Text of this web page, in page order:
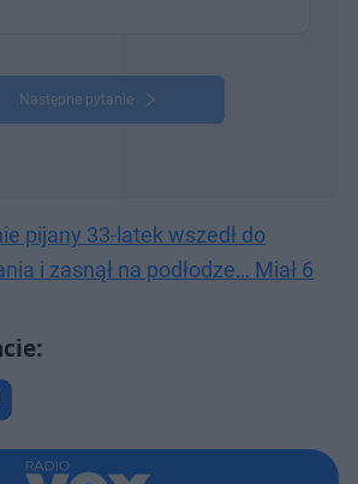
Następne pytanie
pijany 33-latek wszedł do
i zasnął na podłodze… Miał 6